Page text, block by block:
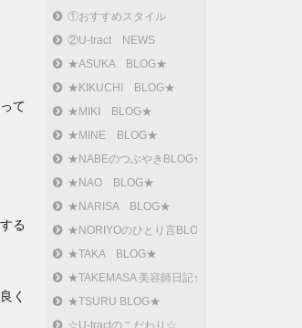
て
る
く
①おすすめスタイル
②U-tract NEWS
★ASUKA BLOG★
★KIKUCHI BLOG★
★MIKI BLOG★
★MINE BLOG★
★NABEのつぶやきBLOG★
★NAO BLOG★
★NARISA BLOG★
★NORIYOのひとり言BLOG
★TAKA BLOG★
★TAKEMASA 美容師日記★
★TSURU BLOG★
☆U-tractのこだわり☆